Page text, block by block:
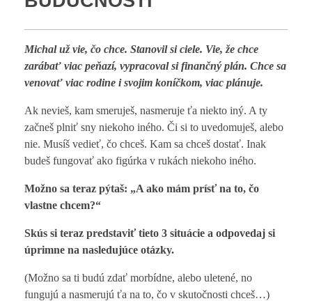
Michal už vie, čo chce. Stanovil si ciele. Vie, že chce
zarábať viac peňazí, vypracoval si finančný plán. Chce sa
venovať viac rodine i svojim koníčkom, viac plánuje.
Ak nevieš, kam smeruješ, nasmeruje ťa niekto iný. A ty
začneš plniť sny niekoho iného. Či si to uvedomuješ, alebo
nie. Musíš vedieť, čo chceš. Kam sa chceš dostať. Inak
budeš fungovať ako figúrka v rukách niekoho iného.
Možno sa teraz pýtaš: „A ako mám prísť na to, čo
vlastne chcem?“
Skús si teraz predstaviť tieto 3 situácie a odpovedaj si
úprimne na nasledujúce otázky.
(Možno sa ti budú zdať morbídne, alebo uletené, no
fungujú a nasmerujú ťa na to, čo v skutočnosti chceš…)